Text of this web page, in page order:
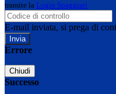
tramite la Login Spaggiari
E-mail inviata, si prega di
Errore
Chiudi
Successo